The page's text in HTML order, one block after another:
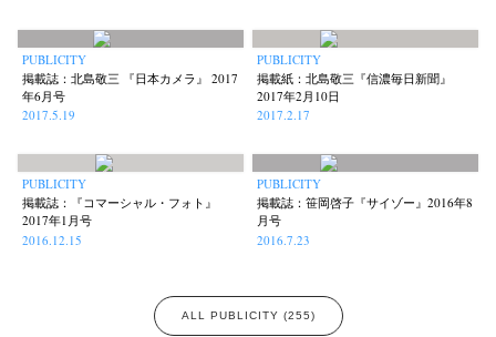
PUBLICITY
掲載誌：北島敬三 『日本カメラ』 2017
年6月号
2017.5.19
PUBLICITY
掲載紙：北島敬三『信濃毎日新聞』
2017年2月10日
2017.2.17
PUBLICITY
掲載誌：『コマーシャル・フォト』
2017年1月号
2016.12.15
PUBLICITY
掲載誌：笹岡啓子『サイゾー』2016年8
月号
2016.7.23
ALL PUBLICITY (255)